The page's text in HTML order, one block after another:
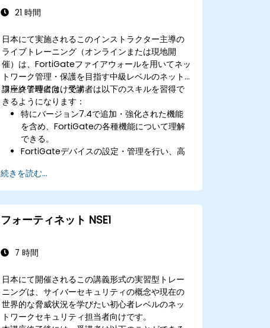
21 時間
日本にて実施されるこのインストラクター主導の
ライブトレーニング（オンラインまたは現地開
催）は、FortiGateファイアウォールを用いてネッ
トワーク管理・保護を目指す中級レベルのネット
ワーク管理者向けです。
講座終了時には、受講者は以下のスキルを習得で
きるようになります：
特にバージョン7.4で追加・強化された機能
を含め、FortiGateの各種機能について理解
できる。
FortiGateデバイスの設定・管理を行い、高
IPS、アンチウイルス、ウェブフィルタリン
グ、脅威管理などの高度なセキュリティ対策
ネットワーク活動の監視、ログ分析、および
監査・コンプライアンス向けレポート作成が
続きを読む...
フォーティネット NSE1
7 時間
日本にて開催されるこの講義形式の実習型トレー
ニングは、サイバーセキュリティの概念や現在の
世界的な脅威状況を学びたい初心者レベルのネッ
トワークセキュリティ担当者向けです。